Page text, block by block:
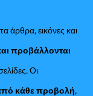
άρθρα, εικόνες και
προβάλλονται
Οι
κάθε προβολή,